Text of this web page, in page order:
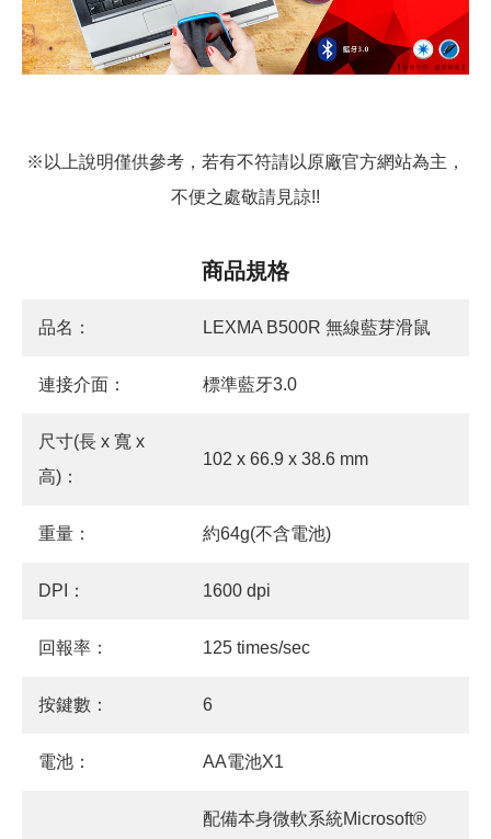
※以上說明僅供參考，若有不符請以原廠官方網站為主，
不便之處敬請見諒!!
商品規格
品名： LEXMA B500R 無線藍芽滑鼠
連接介面： 標準藍牙3.0
尺寸(長 x 寬 x
高)：
102 x 66.9 x 38.6 mm
重量： 約64g(不含電池)
DPI： 1600 dpi
回報率： 125 times/sec
按鍵數： 6
電池： AA電池X1
配備本身微軟系統Microsoft®